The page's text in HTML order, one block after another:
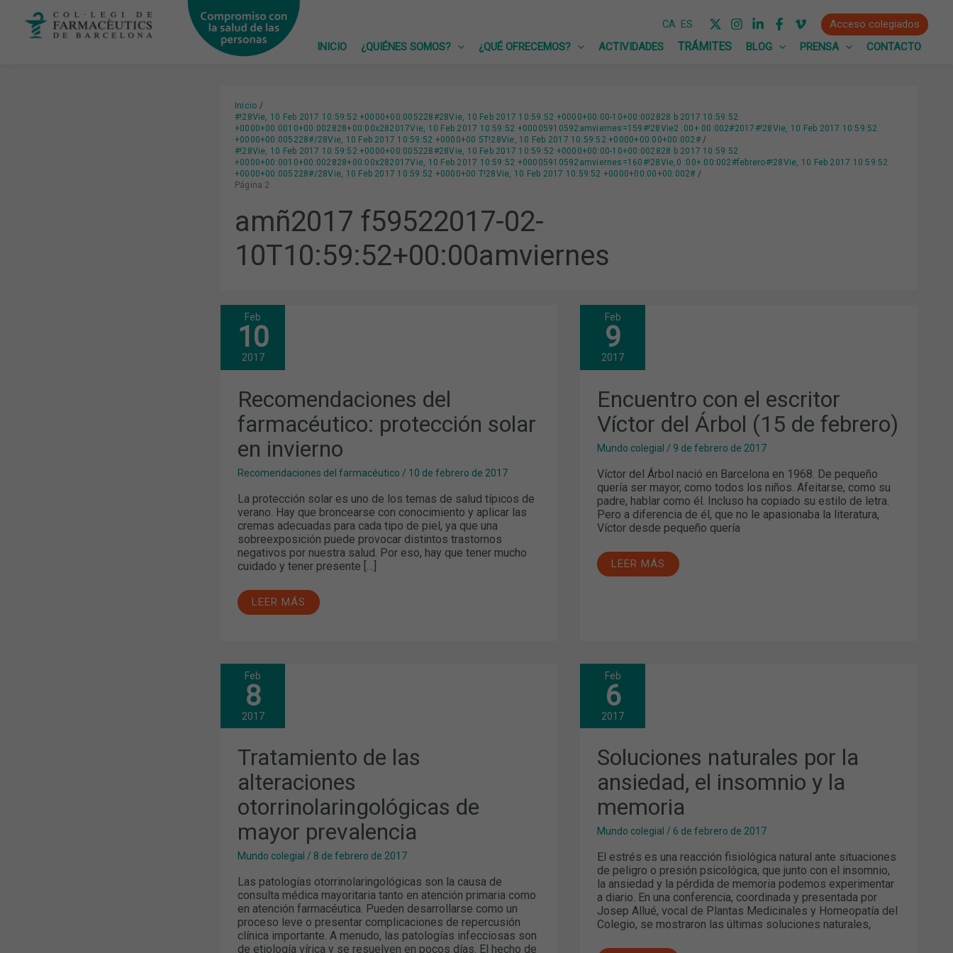
CA ES
Acceso colegiados
INICIO
¿QUIÉNES SOMOS? ¿QUÉ OFRECEMOS? ACTIVIDADES BLOG PRENSA CONTACTO
Inicio
#!28Vie, 10 Feb 2017 10:59:52 +0000+00:005228#28Vie, 10 Feb 2017 10:59:52 +0000+00:00-10+00:002828 b 2017 10:59:52
+0000+00:0010+00:002828+00:00x282017Vie, 10 Feb 2017 10:59:52 +00005910592amviernes=159#!28Vie2 :00+ 00:002#2017#!28Vie, 10 Feb 2017 10:59:52
+0000+00:005228#/28Vie, 10 Feb 2017 10:59:52 +0000+00 5T!28Vie, 10 Feb 2017 10:59:52 +0000+00:00+00:002#
#!28Vie, 10 Feb 2017 10:59:52 +0000+00:005228#28Vie, 10 Feb 2017 10:59:52 +0000+00:00-10+00:002828 b 2017 10:59:52
+0000+00:0010+00:002828+00:00x282017Vie, 10 Feb 2017 10:59:52 +00005910592amviernes=160#!28Vie,0 :00+ 00:002#febrero#!28Vie, 10 Feb 2017 10:59:52
+0000+00:005228#/28Vie, 10 Feb 2017 10:59:52 +0000+00 T!28Vie, 10 Feb 2017 10:59:52 +0000+00:00+00:002#
Página 2
amñ2017 f59522017-02-
10T10:59:52+00:00amviernes
Feb
10
2017
Recomendaciones del
farmacéutico: protección solar
en invierno
Recomendaciones del farmacéutico / 10 de febrero de 2017
La protección solar es uno de los temas de salud típicos de
verano. Hay que broncearse con conocimiento y aplicar las
cremas adecuadas para cada tipo de piel, ya que una
sobreexposición puede provocar distintos trastornos
negativos por nuestra salud. Por eso, hay que tener mucho
cuidado y tener presente […]
RECOMENDACIONES
DEL
FARMACÉUTICO:
PROTECCIÓN
SOLAR
LEER MÁS
Feb
9
2017
Encuentro con el escritor
Víctor del Árbol (15 de febrero)
Mundo colegial / 9 de febrero de 2017
Víctor del Árbol nació en Barcelona en 1968. De pequeño
quería ser mayor, como todos los niños. Afeitarse, como su
padre, hablar como él. Incluso ha copiado su estilo de letra.
Pero a diferencia de él, que no le apasionaba la literatura,
Víctor desde pequeño quería
ENCUENTRO
CON
EL
ESCRITOR
VÍCTOR
(15
DE
FEBRERO)
LEER MÁS
Feb
8
2017
Tratamiento de las
alteraciones
otorrinolaringológicas de
mayor prevalencia
Mundo colegial / 8 de febrero de 2017
Las patologías otorrinolaringológicas son la causa de
consulta médica mayoritaria tanto en atención primaria como
en atención farmacéutica. Pueden desarrollarse como un
proceso leve o presentar complicaciones de repercusión
clínica importante. A menudo, las patologías infecciosas son
de etiología vírica y se resuelven en pocos días. El hecho de
TRATAMIENTO
DE
LAS
ALTERACIONES
OTORRINOLARINGOLÓGICAS
MAYOR
PREVALENCIA
Feb
6
2017
Soluciones naturales por la
ansiedad, el insomnio y la
memoria
Mundo colegial / 6 de febrero de 2017
El estrés es una reacción fisiológica natural ante situaciones
de peligro o presión psicológica, que junto con el insomnio,
la ansiedad y la pérdida de memoria podemos experimentar
a diario. En una conferencia, coordinada y presentada por
Josep Allué, vocal de Plantas Medicinales y Homeopatía del
Colegio, se mostraron las últimas soluciones naturales,
SOLUCIONES
NATURALES
POR
LA
ANSIEDAD,
INSOMNIO
Y
MEMORIA